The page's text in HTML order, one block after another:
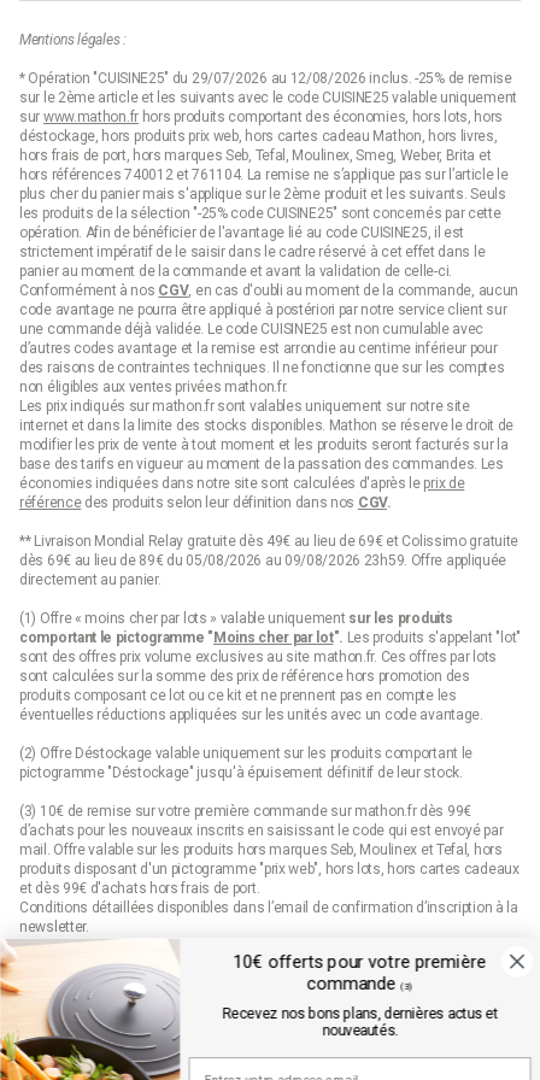
Mentions légales :
* Opération "CUISINE25" du 29/07/2026 au 12/08/2026 inclus. -25% de remise
sur le 2ème article et les suivants avec le code CUISINE25 valable uniquement
sur www.mathon.frhors produits comportant des économies, hors lots, hors
déstockage, hors produits prix web, hors cartes cadeau Mathon, hors livres,
hors frais de port, hors marques Seb, Tefal, Moulinex, Smeg, Weber, Brita et
hors références 740012 et 761104. La remise ne s’applique pas sur l’article le
plus cher du panier mais s'applique sur le 2ème produit et les suivants. Seuls
les produits de la sélection "-25% code CUISINE25" sont concernés par cette
opération. Afin de bénéficier de l'avantage lié au code CUISINE25, il est
strictement impératif de le saisir dans le cadre réservé à cet effet dans le
panier au moment de la commande et avant la validation de celle-ci.
Conformément à nos CGV, en cas d'oubli au moment de la commande, aucun
code avantage ne pourra être appliqué à postériori par notre service client sur
une commande déjà validée. Le code CUISINE25 est non cumulable avec
d’autres codes avantage et la remise est arrondie au centime inférieur pour
des raisons de contraintes techniques. Il ne fonctionne que sur les comptes
non éligibles aux ventes privées mathon.fr.
Les prix indiqués sur mathon.fr sont valables uniquement sur notre site
internet et dans la limite des stocks disponibles. Mathon se réserve le droit de
modifier les prix de vente à tout moment et les produits seront facturés sur la
base des tarifs en vigueur au moment de la passation des commandes. Les
économies indiquées dans notre site sont calculées d'après le prix de
référencedes produits selon leur définition dans nos CGV.
** Livraison Mondial Relay gratuite dès 49€ au lieu de 69€ et Colissimo gratuite
dès 69€ au lieu de 89€ du 05/08/2026 au 09/08/2026 23h59. Offre appliquée
directement au panier.
(1) Offre « moins cher par lots » valable uniquement sur les produits
comportant le pictogramme "Moins cher par lot". Les produits s'appelant "lot"
sont des offres prix volume exclusives au site mathon.fr. Ces offres par lots
sont calculées sur la somme des prix de référence hors promotion des
produits composant ce lot ou ce kit et ne prennent pas en compte les
éventuelles réductions appliquées sur les unités avec un code avantage.
(2) Offre Déstockage valable uniquement sur les produits comportant le
pictogramme "Déstockage" jusqu'à épuisement définitif de leur stock.
(3) 10€ de remise sur votre première commande sur mathon.fr dès 99€
d’achats pour les nouveaux inscrits en saisissant le code qui est envoyé par
mail. Offre valable sur les produits hors marques Seb, Moulinex et Tefal, hors
produits disposant d'un pictogramme "prix web", hors lots, hors cartes cadeaux
et dès 99€ d'achats hors frais de port.
Conditions détaillées disponibles dans l’email de confirmation d’inscription à la
newsletter.
(4) Offre « Prix web » valable uniquement sur les produits comportant le
pictogramme "prix web". Les produits indiqués "prix web" sont des offres
exclusives au site mathon.fr. Offre non applicable en magasin ou en catalogue.
10€ offerts pour votre première
commande (3)
Recevez nos bons plans, dernières actus et
nouveautés.